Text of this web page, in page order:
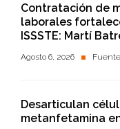
Contratación de
laborales
ISSSTE: Martí
Agosto 6, 2026
Desarticulan
metanfetamina